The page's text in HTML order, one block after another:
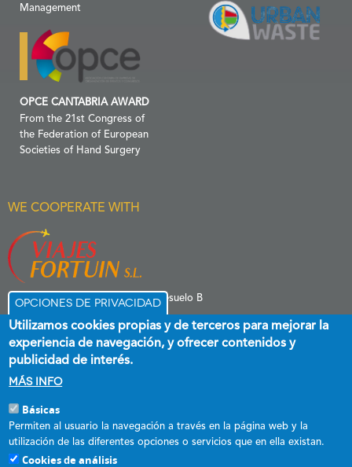
Management
OPCE CANTABRIA AWARD
From the 21st Congress of
the Federation of European
Societies of Hand Surgery
WE COOPERATE WITH
C/ Menéndez Pelayo 6 Entresuelo B
Esta empresa ha recibido una subvención destinada a promover el
empleo estable y de calidad, cofinanciada al 60 % por el Fondo Social
Europeo plus y el Gobierno de Cantabria a través del Programa
Opciones de privacidad
Utilizamos cookies propias y de terceros para mejorar la
experiencia de navegación, y ofrecer contenidos y
publicidad de interés.
Más info
Básicas
Permiten al usuario la navegación a través en la página web y la
utilización de las diferentes opciones o servicios que en ella existan.
Cookies de análisis